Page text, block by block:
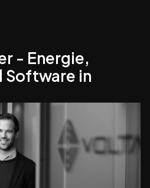
- Energie,
Software in